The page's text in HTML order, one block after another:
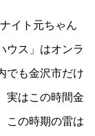
イト元ちゃん
ウス」はオンラ
でも金沢市だけ
実はこの時間金
この時期の雷は